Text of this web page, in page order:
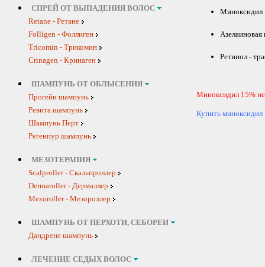
СПРЕЙ ОТ ВЫПАДЕНИЯ ВОЛОС
Retane - Ретане
Folligen - Фоллиген
Tricomin - Трикомин
Crinagen - Кринаген
ШАМПУНЬ ОТ ОБЛЫСЕНИЯ
Прогейн шампунь
Ревита шампунь
Шампунь Перт
Регенпур шампунь
МЕЗОТЕРАПИЯ
Scalproller - Скальпроллер
Dermaroller - Дермаллер
Mezoroller - Мезороллер
ШАМПУНЬ ОТ ПЕРХОТИ, СЕБОРЕИ
Дандрене шампунь
ЛЕЧЕНИЕ СЕДЫХ ВОЛОС
Миноксидил
Ретинол -
Миноксидил 15%
Купить миноксидил